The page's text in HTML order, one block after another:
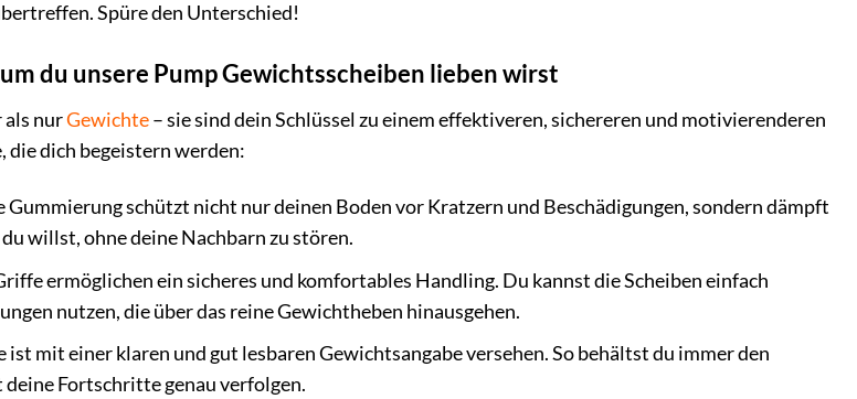
Spüre den Unterschied!
du unsere Pump Gewichtsscheiben lieben wirst
als nurGewichte– sie sind dein Schlüssel zu einem effektiveren, sichereren und motivierenderen
dich begeistern werden:
Gummierung schützt nicht nur deinen Boden vor Kratzern und Beschädigungen, sondern dämpft
willst, ohne deine Nachbarn zu stören.
ermöglichen ein sicheres und komfortables Handling. Du kannst die Scheiben einfach
nutzen, die über das reine Gewichtheben hinausgehen.
ist mit einer klaren und gut lesbaren Gewichtsangabe versehen. So behältst du immer den
Fortschritte genau verfolgen.